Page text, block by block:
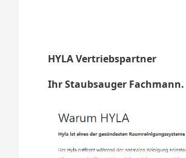
HYLA Vertriebspartner
Ihr Staubsauger Fachmann.